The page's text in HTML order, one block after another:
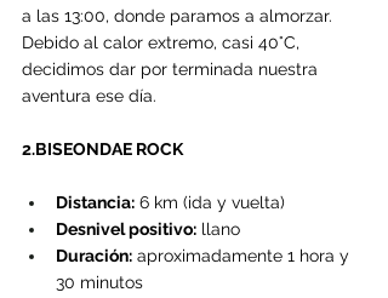
a las 13:00, donde paramos a almorzar.
Debido al calor extremo, casi 40°C,
decidimos dar por terminada nuestra
aventura ese día.
2.BISEONDAE ROCK
Distancia: 6 km (ida y vuelta)
Desnivel positivo: llano
Duración: aproximadamente 1 hora y
30 minutos